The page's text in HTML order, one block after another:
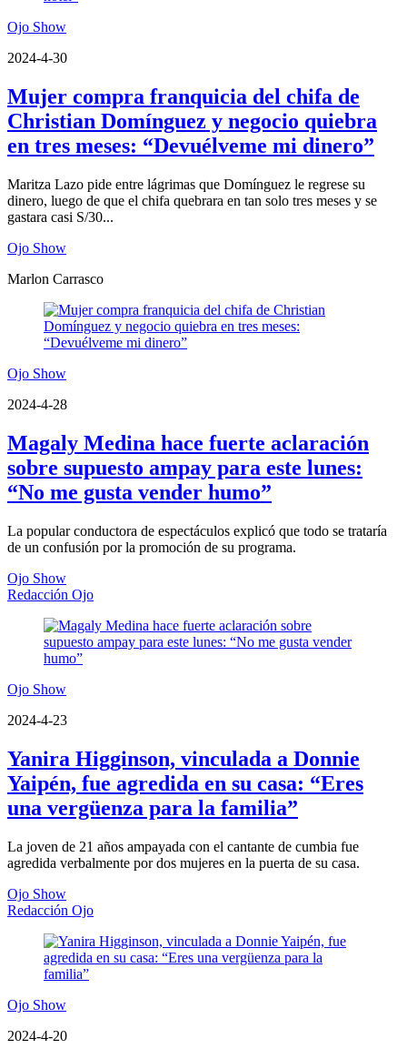
Ojo Show
2024-4-30
Mujer compra franquicia del chifa de
Christian Domínguez y negocio quiebra
en tres meses: “Devuélveme mi dinero”
Maritza Lazo pide entre lágrimas que Domínguez le regrese su
dinero, luego de que el chifa quebrara en tan solo tres meses y se
gastara casi S/30...
Ojo Show
Marlon Carrasco
Ojo Show
2024-4-28
Magaly Medina hace fuerte aclaración
sobre supuesto ampay para este lunes:
“No me gusta vender humo”
La popular conductora de espectáculos explicó que todo se trataría
de un confusión por la promoción de su programa.
Ojo Show
Redacción Ojo
Ojo Show
2024-4-23
Yanira Higginson, vinculada a Donnie
Yaipén, fue agredida en su casa: “Eres
una vergüenza para la familia”
La joven de 21 años ampayada con el cantante de cumbia fue
agredida verbalmente por dos mujeres en la puerta de su casa.
Ojo Show
Redacción Ojo
Ojo Show
2024-4-20